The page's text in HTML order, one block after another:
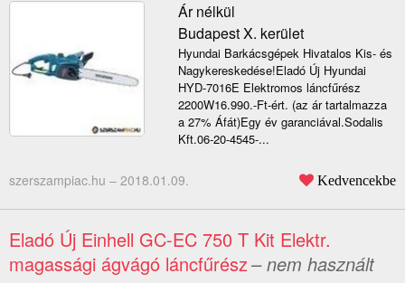
Ár nélkül
Budapest X. kerület
Hyundai Barkácsgépek Hivatalos Kis- és
Nagykereskedése!Eladó Új Hyundai
HYD-7016E Elektromos láncfűrész
2200W16.990.-Ft-ért. (az ár tartalmazza
a 27% Áfát)Egy év garanciával.Sodalis
Kft.06-20-4545-...
szerszampiac.hu – 2018.01.09. Kedvencekbe
Eladó Új Einhell GC-EC 750 T Kit Elektr.
magassági ágvágó láncfűrész– nem használt